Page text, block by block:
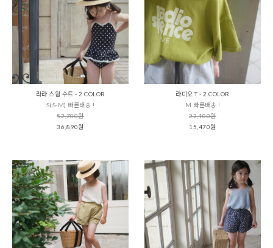
라라 스윔 수트 - 2 COLOR
S(S-M) 빠른배송 !
52,700원
36,890원
라디오 T - 2 COLOR
M 빠른배송 !
22,100원
15,470원